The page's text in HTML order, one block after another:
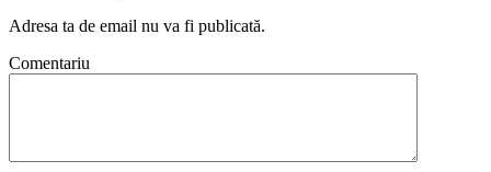
Adresa ta de email nu va fi publicată.
Comentariu